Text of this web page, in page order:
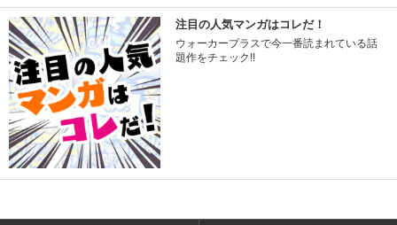
注目の人気マンガはコレだ！
ウォーカープラスで今一番読まれている話
題作をチェック!!